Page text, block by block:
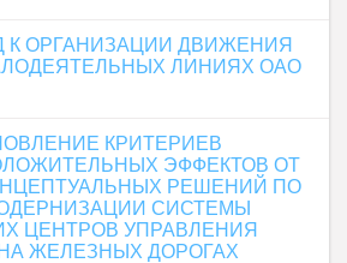
К ОРГАНИЗАЦИИ ДВИЖЕНИЯ
ЛИНИЯХ ОАО
КРИТЕРИЕВ
ЭФФЕКТОВ ОТ
РЕШЕНИЙ ПО
СИСТЕМЫ
ЦЕНТРОВ УПРАВЛЕНИЯ
ЖЕЛЕЗНЫХ ДОРОГАХ